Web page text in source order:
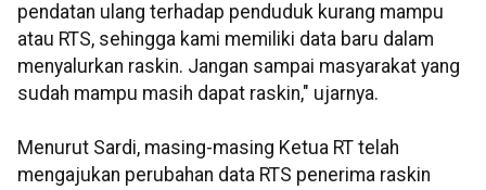
pendatan ulang terhadap penduduk kurang mampu
atau RTS, sehingga kami memiliki data baru dalam
menyalurkan raskin. Jangan sampai masyarakat yang
sudah mampu masih dapat raskin," ujarnya.
Menurut Sardi, masing-masing Ketua RT telah
mengajukan perubahan data RTS penerima raskin